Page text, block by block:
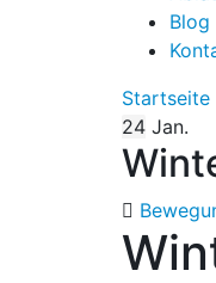
Blog
Startseite
24 Jan.